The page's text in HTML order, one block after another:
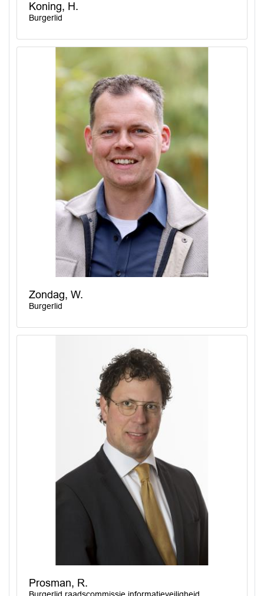
Koning, H.
Burgerlid
Zondag, W.
Burgerlid
Prosman, R.